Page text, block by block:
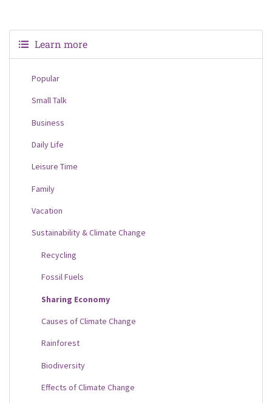
Learn more
Popular
Small Talk
Business
Daily Life
Leisure Time
Family
Vacation
Sustainability & Climate Change
Recycling
Fossil Fuels
Sharing Economy
Causes of Climate Change
Rainforest
Biodiversity
Effects of Climate Change